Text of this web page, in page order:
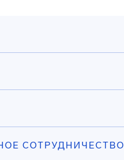
СОТРУДНИЧЕСТВО